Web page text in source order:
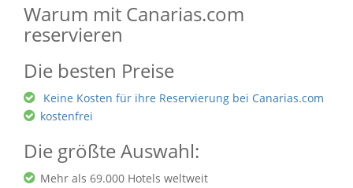
Warum mit Canarias.com
reservieren
Die besten Preise
Keine Kosten für ihre Reservierung bei Canarias.com
kostenfrei
Die größte Auswahl:
Mehr als 69.000 Hotels weltweit